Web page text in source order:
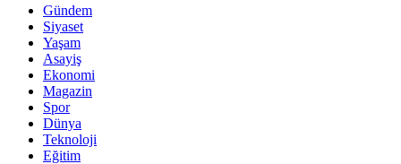
Gündem
Siyaset
Yaşam
Asayiş
Ekonomi
Magazin
Spor
Dünya
Teknoloji
Eğitim